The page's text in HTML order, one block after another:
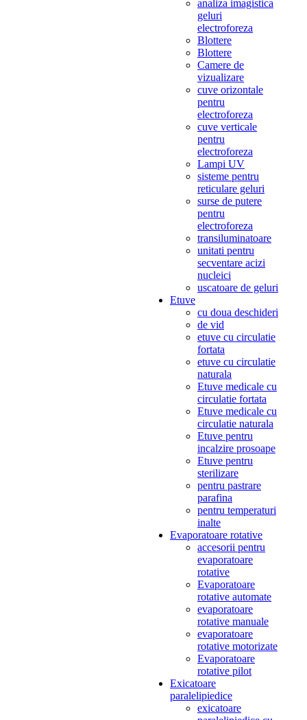
analiza imagistica
geluri
electroforeza
Blottere
Blottere
Camere de
vizualizare
cuve orizontale
pentru
electroforeza
cuve verticale
pentru
electroforeza
Lampi UV
sisteme pentru
reticulare geluri
surse de putere
pentru
electroforeza
transiluminatoare
unitati pentru
secventare acizi
nucleici
uscatoare de geluri
Etuve
cu doua deschideri
de vid
etuve cu circulatie
fortata
etuve cu circulatie
naturala
Etuve medicale cu
circulatie fortata
Etuve medicale cu
circulatie naturala
Etuve pentru
incalzire prosoape
Etuve pentru
sterilizare
pentru pastrare
parafina
pentru temperaturi
inalte
Evaporatoare rotative
accesorii pentru
evaporatoare
rotative
Evaporatoare
rotative automate
evaporatoare
rotative manuale
evaporatoare
rotative motorizate
Evaporatoare
rotative pilot
Exicatoare
paralelipiedice
exicatoare